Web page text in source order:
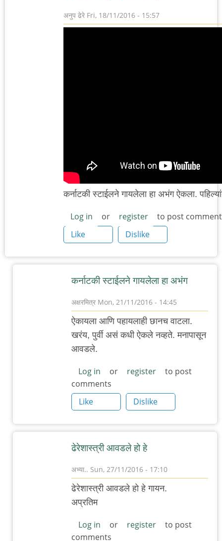
अनुप ढेरे Fri, 18/11/2016 - 15:57
कर्नाटकी स्टाईलने गायलेला हा अभंग ऐकला.
Log in or register
to post
Like
Dislike
कर्नाटकी स्टाईलने गायलेला हा अभंग
अक्षरमित्र Mon, 21/11/2016 - 14:45
In
reply
स्टाईलने
गायलेला
हा
by
अनुप
ऐकायला आणि पहायलाही छानच वाटला.
खरंय, पुर्वी असं कधी ऐकले नव्हते. मनापासून
आवडले.
Log in or register
to post
comments
Like
Dislike
ढेरेशास्त्री आवडले हो हे
अभ्या.. Sun, 27/11/2016 - 17:10
In
reply
कर्नाटकी
स्टाईलने
ढेरेशास्त्री आवडले हो हे गायन.
अप्रतिम
Log in or register
to post
comments